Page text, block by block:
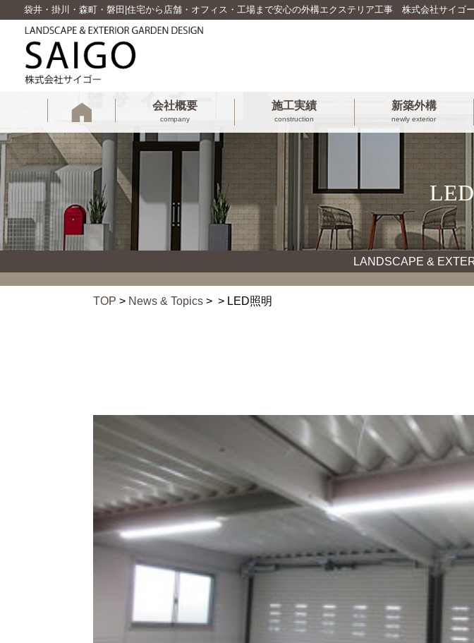
袋井・掛川・森町・磐田|住宅から店舗・オフィス・工場まで安心の外構エクステリア工事 株式会社サイゴー
会社概要
company
施工実績
construction
新築外構
newly exterior
LANDSCAPE &
TOP > News & Topics > > LED照明